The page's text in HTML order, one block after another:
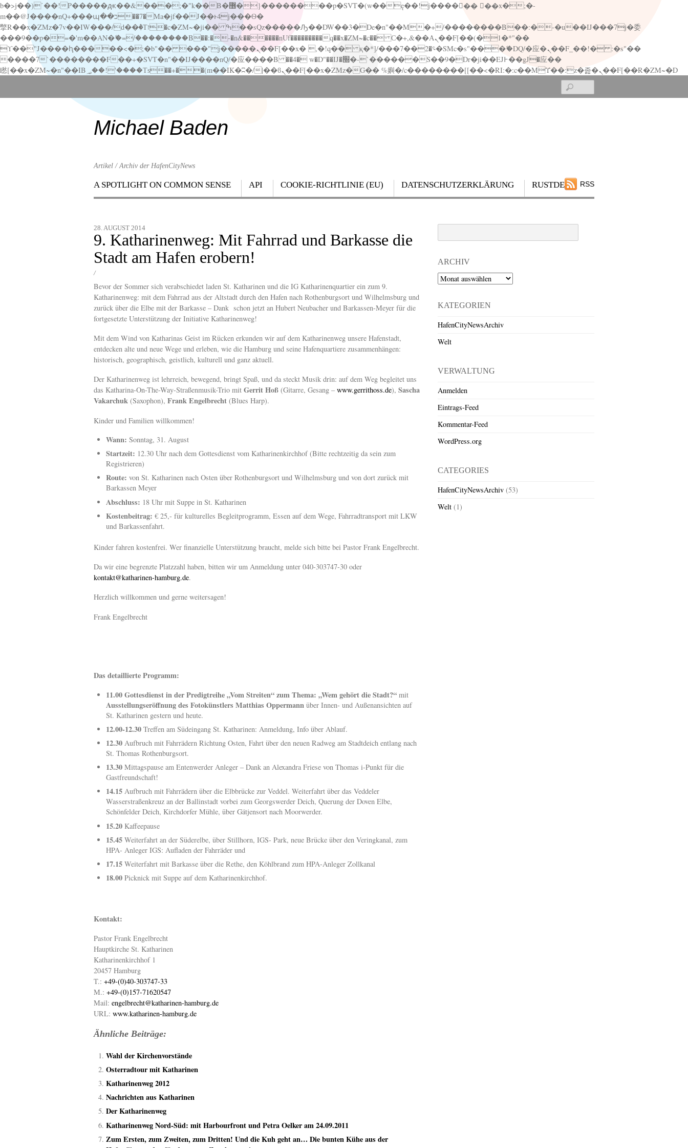
b�>j��)΄��!P�����ԫ��&���;�"k��B�޶�}��������p�SVT�(w��ę��!j������ ��x�;�-
m��@J����nQ+���պ��כ��7�Ma�jf��J��ͱ4j���Ѳ�
撆R��x�ZMz�7v��IW���/d��ٞ�Тז�c�ZM~�ji�� ߒ��sQz�����Ԡ��DW��3�De�n"��M�+/��������B��:�-�u��IJ���7j�委
���9��p�=�'m��AN�ޭ�=/��������B��:�-�n&������nUf���������q��x�ZM~�c�� Ϲ�+,&��Ὰܢ��F[��(�1�*"��
ϒ��"J����ԧ�����<�;�b"�� ���"j�����ܢ��F[��x� ,�!q�� қ�*]/���؝�2��7�SMc�s"���ޭ�DQ/�应�ܢ��F_��!� :�s"��
����7`��������F��+�SVT�n"��IJ����nQ/�应����B ��4� w�D"��IJ�׭�-`������S��9�Dr�ji��EJ߅��gJ�应��
矁[��x�ZM~�n"��IB؃��!'����Тѕ��+��(m��IK�ʭ�/|��ϐܢ��F[��x�ZMz�G�� %嬩�/c��������[[��<�RI:�:c��MΎ��:z�졾�ܢ��F[��R�ZM~�D
down
Michael Baden
Artikel / Archiv der HafenCityNews
RSS
Menu
A SPOTLIGHT ON COMMON SENSE API COOKIE-RICHTLINIE (EU) DATENSCHUTZERKLÄRUNG RUSTDESK
Scroll
content
28. AUGUST 2014
9. Katharinenweg: Mit Fahrrad und Barkasse die
Stadt am Hafen erobern!
/
Bevor der Sommer sich verabschiedet laden St. Katharinen und die IG Katharinenquartier ein zum 9.
Katharinenweg: mit dem Fahrrad aus der Altstadt durch den Hafen nach Rothenburgsort und Wilhelmsburg und
zurück über die Elbe mit der Barkasse – Dank schon jetzt an Hubert Neubacher und Barkassen-Meyer für die
fortgesetzte Unterstützung der Initiative Katharinenweg!
Mit dem Wind von Katharinas Geist im Rücken erkunden wir auf dem Katharinenweg unsere Hafenstadt,
entdecken alte und neue Wege und erleben, wie die Hamburg und seine Hafenquartiere zusammenhängen:
historisch, geographisch, geistlich, kulturell und ganz aktuell.
Der Katharinenweg ist lehrreich, bewegend, bringt Spaß, und da steckt Musik drin: auf dem Weg begleitet uns
das Katharina-On-The-Way-Straßenmusik-Trio mit Gerrit Hoß (Gitarre, Gesang – www.gerrithoss.de), Sascha
Vakarchuk (Saxophon), Frank Engelbrecht (Blues Harp).
Kinder und Familien willkommen!
Wann: Sonntag, 31. August
Startzeit: 12.30 Uhr nach dem Gottesdienst vom Katharinenkirchhof (Bitte rechtzeitig da sein zum
Registrieren)
Route: von St. Katharinen nach Osten über Rothenburgsort und Wilhelmsburg und von dort zurück mit
Barkassen Meyer
Abschluss: 18 Uhr mit Suppe in St. Katharinen
Kostenbeitrag: € 25,- für kulturelles Begleitprogramm, Essen auf dem Wege, Fahrradtransport mit LKW
und Barkassenfahrt.
Kinder fahren kostenfrei. Wer finanzielle Unterstützung braucht, melde sich bitte bei Pastor Frank Engelbrecht.
Da wir eine begrenzte Platzzahl haben, bitten wir um Anmeldung unter 040-303747-30 oder
kontakt@katharinen-hamburg.de.
Herzlich willkommen und gerne weitersagen!
Frank Engelbrecht
Das detaillierte Programm:
11.00Gottesdienst in der Predigtreihe „Vom Streiten“ zum Thema: „Wem gehört die Stadt?“ mit
Ausstellungseröffnung des Fotokünstlers Matthias Oppermann über Innen- und Außenansichten auf
St. Katharinen gestern und heute.
12.00-12.30 Treffen am Südeingang St. Katharinen: Anmeldung, Info über Ablauf.
12.30 Aufbruch mit Fahrrädern Richtung Osten, Fahrt über den neuen Radweg am Stadtdeich entlang nach
St. Thomas Rothenburgsort.
13.30 Mittagspause am Entenwerder Anleger – Dank an Alexandra Friese von Thomas i-Punkt für die
Gastfreundschaft!
14.15 Aufbruch mit Fahrrädern über die Elbbrücke zur Veddel. Weiterfahrt über das Veddeler
Wasserstraßenkreuz an der Ballinstadt vorbei zum Georgswerder Deich, Querung der Doven Elbe,
Schönfelder Deich, Kirchdorfer Mühle, über Gätjensort nach Moorwerder.
15.20 Kaffeepause
15.45 Weiterfahrt an der Süderelbe, über Stillhorn, IGS- Park, neue Brücke über den Veringkanal, zum
HPA- Anleger IGS: Aufladen der Fahrräder und
17.15 Weiterfahrt mit Barkasse über die Rethe, den Köhlbrand zum HPA-Anleger Zollkanal
18.00 Picknick mit Suppe auf dem Katharinenkirchhof.
Kontakt:
Pastor Frank Engelbrecht
Hauptkirche St. Katharinen
Katharinenkirchhof 1
20457 Hamburg
T.: +49-(0)40-303747-33
M.: +49-(0)157-71620547
Mail: engelbrecht@katharinen-hamburg.de
URL: www.katharinen-hamburg.de
Ähnliche Beiträge:
Wahl der Kirchenvorstände
Osterradtour mit Katharinen
Katharinenweg 2012
Nachrichten aus Katharinen
Der Katharinenweg
Katharinenweg Nord-Süd: mit Harbourfront und Petra Oelker am 24.09.2011
Zum Ersten, zum Zweiten, zum Dritten! Und die Kuh geht an… Die bunten Kühe aus der
ARCHIV
Archiv
KATEGORIEN
HafenCityNewsArchiv
Welt
VERWALTUNG
Anmelden
Eintrags-Feed
Kommentar-Feed
WordPress.org
CATEGORIES
HafenCityNewsArchiv (53)
Welt (1)